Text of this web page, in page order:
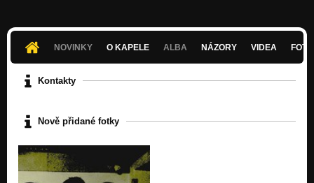
NOVINKY O KAPELE ALBA NÁZORY VIDEA
Kontakty
Nově přidané fotky